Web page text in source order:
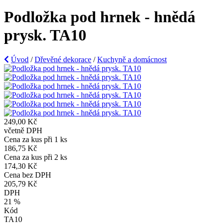
Podložka pod hrnek - hnědá
prysk. TA10
Úvod /Dřevěné dekorace /Kuchyně a domácnost
249,00 Kč
včetně DPH
Cena za kus při 1 ks
186,75 Kč
Cena za kus při 2 ks
174,30 Kč
Cena bez DPH
205,79 Kč
DPH
21 %
Kód
TA10